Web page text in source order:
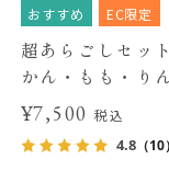
おすすめ EC限定
超あらごしセッ
かん・もも・り
¥7,500税込
4.8（10）